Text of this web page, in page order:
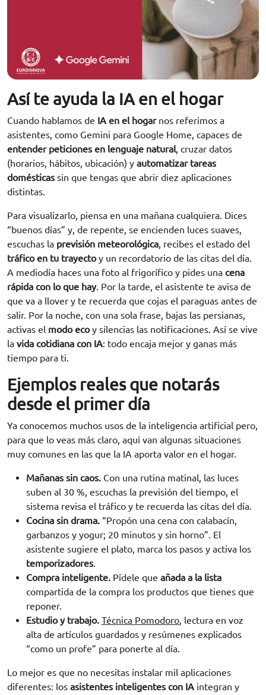
Así te ayuda la IA en el hogar
Cuando hablamos de IA en el hogarnos referimos a
asistentes, como Gemini para Google Home, capaces de
entender peticiones en lenguaje natural, cruzar datos
(horarios, hábitos, ubicación) y automatizar tareas
domésticas sin que tengas que abrir diez aplicaciones
distintas.
Para visualizarlo, piensa en una mañana cualquiera. Dices
“buenos días” y, de repente, se encienden luces suaves,
escuchas la previsión meteorológica, recibes el estado del
tráfico en tu trayectoy un recordatorio de las citas del día.
A mediodía haces una foto al frigorífico y pides una cena
rápida con lo que hay. Por la tarde, el asistente te avisa de
que va a llover y te recuerda que cojas el paraguas antes de
salir. Por la noche, con una sola frase, bajas las persianas,
activas el modo ecoy silencias las notificaciones. Así se vive
la vida cotidiana con IA: todo encaja mejor y ganas más
tiempo para ti.
Ejemplos reales que notarás
desde el primer día
Ya conocemos muchos usos de la inteligencia artificial pero,
para que lo veas más claro, aquí van algunas situaciones
muy comunes en las que la IA aporta valor en el hogar.
Mañanas sin caos. Con una rutina matinal, las luces
suben al 30 %, escuchas la previsión del tiempo, el
sistema revisa el tráfico y te recuerda las citas del día.
Cocina sin drama. “Propón una cena con calabacín,
garbanzos y yogur; 20 minutos y sin horno”. El
asistente sugiere el plato, marca los pasos y activa los
temporizadores.
Compra inteligente. Pídele que añada a la lista
compartida de la compra los productos que tienes que
reponer.
Estudio y trabajo. Técnica Pomodoro, lectura en voz
alta de artículos guardados y resúmenes explicados
“como un profe” para ponerte al día.
Lo mejor es que no necesitas instalar mil aplicaciones
diferentes: los asistentes inteligentes con IA integran y